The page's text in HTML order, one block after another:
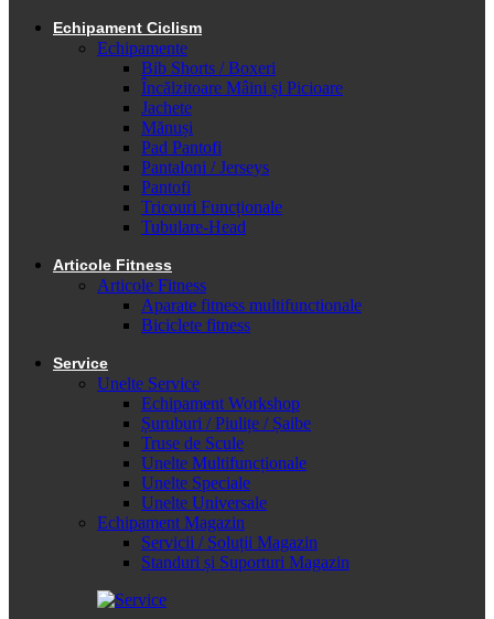
Echipament Ciclism
Echipamente
Bib Shorts / Boxeri
Încălzitoare Mâini și Picioare
Jachete
Mănuși
Pad Pantofi
Pantaloni / Jerseys
Pantofi
Tricouri Funcționale
Tubulare-Head
Articole Fitness
Articole Fitness
Aparate fitness multifunctionale
Biciclete fitness
Service
Unelte Service
Echipament Workshop
Șuruburi / Piulițe / Șaibe
Truse de Scule
Unelte Multifuncționale
Unelte Speciale
Unelte Universale
Echipament Magazin
Servicii / Soluții Magazin
Standuri și Suporturi Magazin